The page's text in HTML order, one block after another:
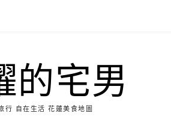
的宅男
行 自在生活 花蓮美食地圖